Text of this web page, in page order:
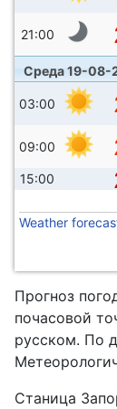
21:00
Среда 19-08-
03:00
09:00
15:00
Weather
Прогноз
почасовой
русском. По
Станица